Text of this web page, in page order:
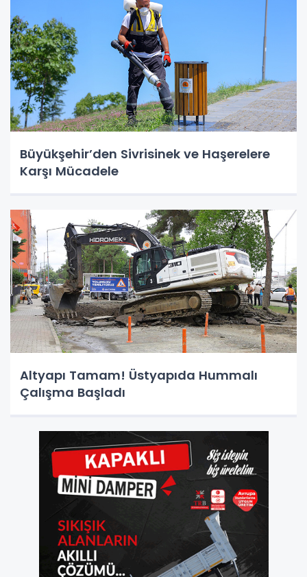
Büyükşehir’den Sivrisinek ve Haşerelere
Karşı Mücadele
Altyapı Tamam! Üstyapıda Hummalı
Çalışma Başladı